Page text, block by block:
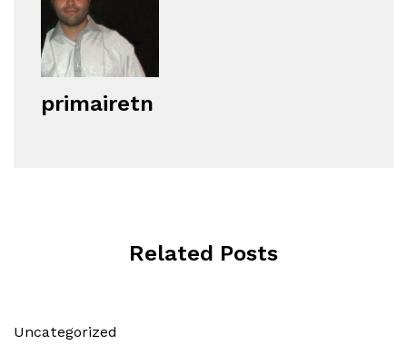
primairetn
Related Posts
Uncategorized